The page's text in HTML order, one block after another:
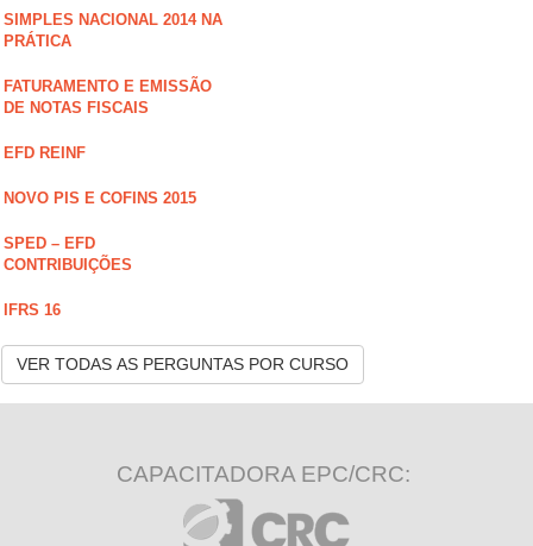
SIMPLES NACIONAL 2014 NA
PRÁTICA
FATURAMENTO E EMISSÃO
DE NOTAS FISCAIS
EFD REINF
NOVO PIS E COFINS 2015
SPED – EFD
CONTRIBUIÇÕES
IFRS 16
VER TODAS AS PERGUNTAS POR CURSO
CAPACITADORA EPC/CRC: